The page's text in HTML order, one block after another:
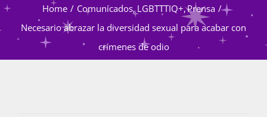
Programas
Atención de la violencia de género
Home Comunicados LGBTTTIQ+ Prensa
Necesario abrazar la diversidad sexual para acabar con
crímenes de odio